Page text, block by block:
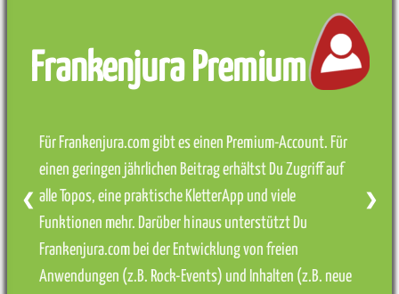
Frankenjura Premium
Für Frankenjura.com gibt es einen Premium-Account. Für
einen geringen jährlichen Beitrag erhältst Du Zugriff auf
alle Topos, eine praktische KletterApp und viele
Funktionen mehr. Darüber hinaus unterstützt Du
Frankenjura.com bei der Entwicklung von freien
Anwendungen (z.B. Rock-Events) und Inhalten (z.B. neue
❮ ❯